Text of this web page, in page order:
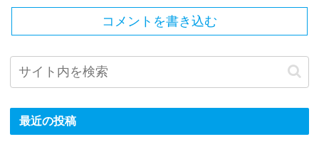
コメントを書き込む
最近の投稿